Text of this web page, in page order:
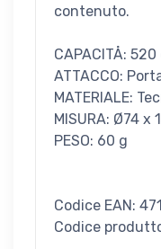
contenuto.
CAPACITÅ:
ATTACCO:
MATERIALE:
MISURA: Ø74 x
PESO: 60 g
Codice EAN:
Codice